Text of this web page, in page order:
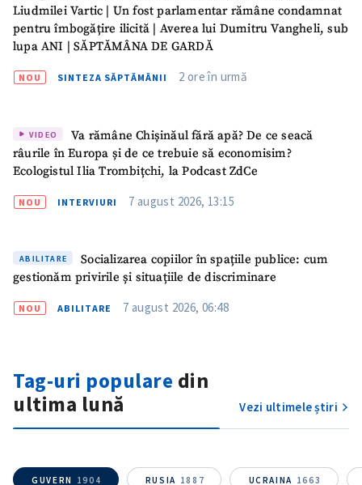
Liudmilei Vartic | Un fost parlamentar rămâne condamnat
pentru îmbogățire ilicită | Averea lui Dumitru Vangheli, sub
lupa ANI | SĂPTĂMÂNA DE GARDĂ
NOU SINTEZA SĂPTĂMÂNII 2 ore în urmă
VIDEO
Va rămâne Chișinăul fără apă? De ce seacă
râurile în Europa și de ce trebuie să economisim?
Ecologistul Ilia Trombițchi, la Podcast ZdCe
NOU INTERVIURI 7 august 2026, 13:15
ABILITARE
Socializarea copiilor în spațiile publice: cum
gestionăm privirile și situațiile de discriminare
NOU ABILITARE 7 august 2026, 06:48
Tag-uri populare din
ultima lună
Vezi ultimele știri
GUVERN 1904 RUSIA 1887 UCRAINA 1663
Email+ Emailul meu
Am citit și sunt de
acord cu politica de
confidențialitate
TRIMITE ȘTIREA